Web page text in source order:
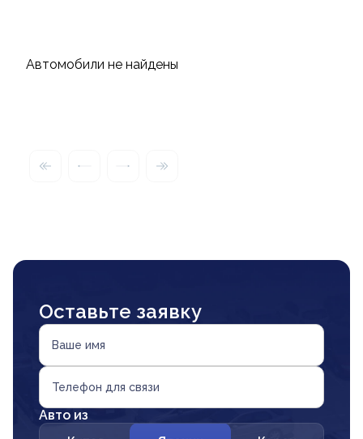
Автомобили не найдены
Оставьте заявку
Ваше имя
Телефон для связи
Авто из